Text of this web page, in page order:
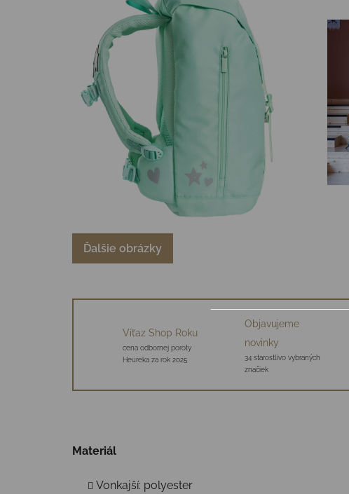
Ďalšie obrázky
Víťaz Shop Roku
cena odbornej poroty
Heureka za rok 2025
Objavujeme
novinky
34 starostlivo vybraných
značiek
Materiál
Vonkajší: polyester